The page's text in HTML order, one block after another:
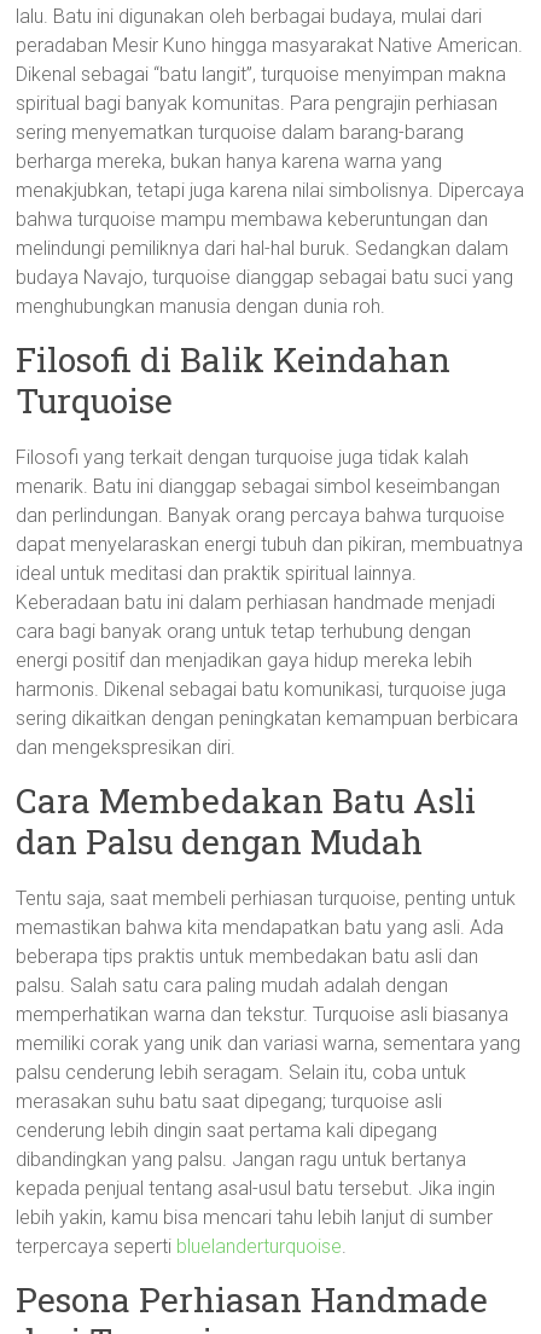
lalu. Batu ini digunakan oleh berbagai budaya, mulai dari
peradaban Mesir Kuno hingga masyarakat Native American.
Dikenal sebagai “batu langit”, turquoise menyimpan makna
spiritual bagi banyak komunitas. Para pengrajin perhiasan
sering menyematkan turquoise dalam barang-barang
berharga mereka, bukan hanya karena warna yang
menakjubkan, tetapi juga karena nilai simbolisnya. Dipercaya
bahwa turquoise mampu membawa keberuntungan dan
melindungi pemiliknya dari hal-hal buruk. Sedangkan dalam
budaya Navajo, turquoise dianggap sebagai batu suci yang
menghubungkan manusia dengan dunia roh.
Filosofi di Balik Keindahan
Turquoise
Filosofi yang terkait dengan turquoise juga tidak kalah
menarik. Batu ini dianggap sebagai simbol keseimbangan
dan perlindungan. Banyak orang percaya bahwa turquoise
dapat menyelaraskan energi tubuh dan pikiran, membuatnya
ideal untuk meditasi dan praktik spiritual lainnya.
Keberadaan batu ini dalam perhiasan handmade menjadi
cara bagi banyak orang untuk tetap terhubung dengan
energi positif dan menjadikan gaya hidup mereka lebih
harmonis. Dikenal sebagai batu komunikasi, turquoise juga
sering dikaitkan dengan peningkatan kemampuan berbicara
dan mengekspresikan diri.
Cara Membedakan Batu Asli
dan Palsu dengan Mudah
Tentu saja, saat membeli perhiasan turquoise, penting untuk
memastikan bahwa kita mendapatkan batu yang asli. Ada
beberapa tips praktis untuk membedakan batu asli dan
palsu. Salah satu cara paling mudah adalah dengan
memperhatikan warna dan tekstur. Turquoise asli biasanya
memiliki corak yang unik dan variasi warna, sementara yang
palsu cenderung lebih seragam. Selain itu, coba untuk
merasakan suhu batu saat dipegang; turquoise asli
cenderung lebih dingin saat pertama kali dipegang
dibandingkan yang palsu. Jangan ragu untuk bertanya
kepada penjual tentang asal-usul batu tersebut. Jika ingin
lebih yakin, kamu bisa mencari tahu lebih lanjut di sumber
terpercaya seperti bluelanderturquoise.
Pesona Perhiasan Handmade